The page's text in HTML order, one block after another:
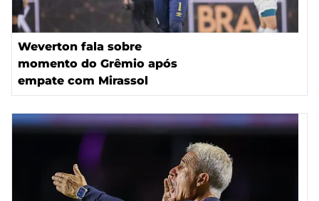
Weverton fala sobre
momento do Grêmio após
empate com Mirassol